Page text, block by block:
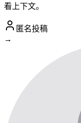
看上下文。
匿名投稿
→